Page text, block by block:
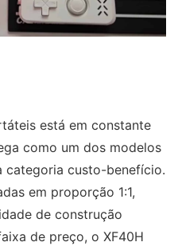
está em constante
como um dos modelos
categoria custo-benefício.
em proporção 1:1,
de construção
de preço, o XF40H